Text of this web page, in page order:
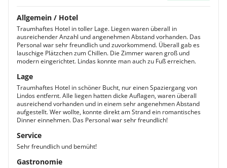
Allgemein / Hotel
Traumhaftes Hotel in toller Lage. Liegen waren überall in
ausreichender Anzahl und angenehmen Abstand vorhanden. Das
Personal war sehr freundlich und zuvorkommend. Überall gab es
lauschige Plätzchen zum Chillen. Die Zimmer waren groß und
modern eingerichtet. Lindas konnte man auch zu Fuß erreichen.
Lage
Traumhaftes Hotel in schöner Bucht, nur einen Spaziergang von
Lindos entfernt. Alle liegen hatten dicke Auflagen, waren überall
ausreichend vorhanden und in einem sehr angenehmen Abstand
aufgestellt. Wer wollte, konnte direkt am Strand ein romantisches
Dinner einnehmen. Das Personal war sehr freundlich!
Service
Sehr freundlich und bemüht!
Gastronomie